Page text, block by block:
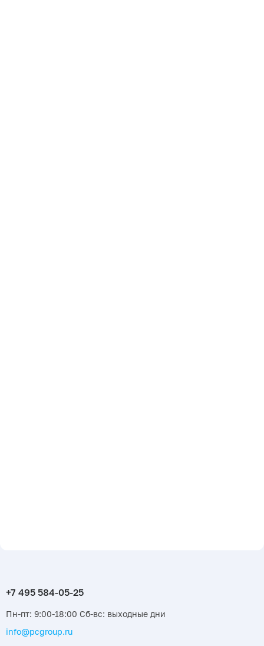
Пн-пт: 9:00-18:00 Сб-вс: выходные дни
info@pcgroup.ru